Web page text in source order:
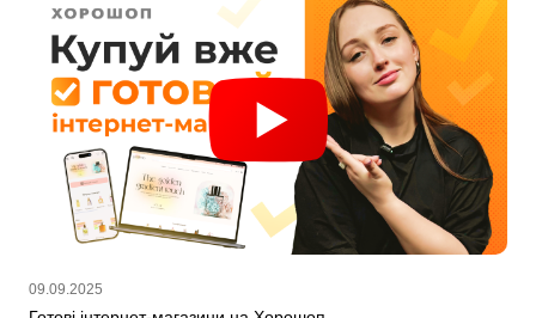
09.09.2025